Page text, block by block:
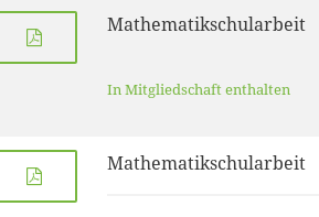
Mathematikschularbeit
In Mitgliedschaft enthalten
Mathematikschularbeit